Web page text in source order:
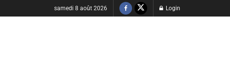
samedi 8 août 2026 Login